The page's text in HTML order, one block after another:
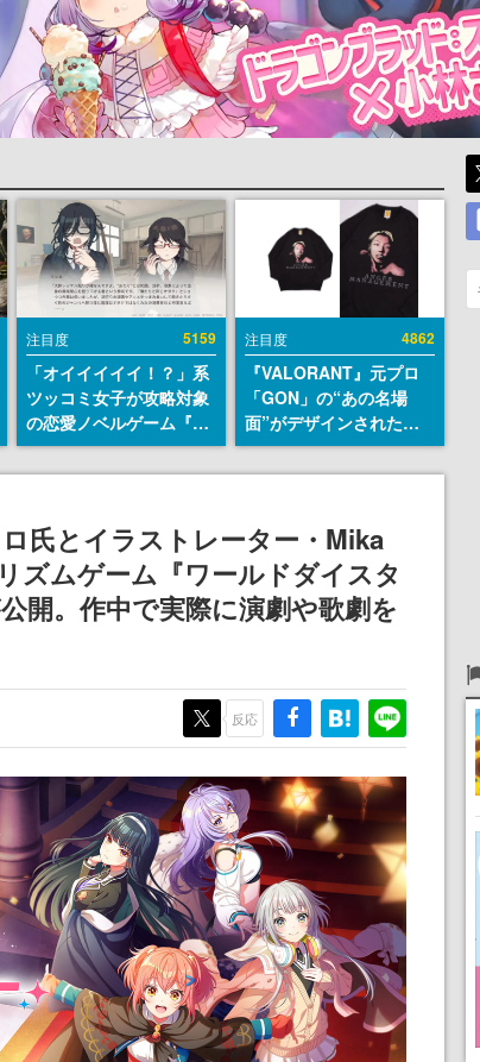
注目度 5159
「オイイイイイ！？」系
ツッコミ女子が攻略対象
の恋愛ノベルゲーム『美
術部カノジョ』Steamス
トアページが公開。「お
ー？＾＾」暗黒微笑の夢
女子や、萌え声不思議ち
ゃん女子と青春を謳歌
注目度 4862
『VALORANT』元プロ
「GON」の“あの名場
面”がデザインされた新
作グッズが本日8月5日よ
り期間限定で発売。Tシ
クキーなどが全品受注生
産で登場、過去に発売し
たグッズの再販も
氏とイラストレーター・Mika
ズムゲーム『ワールドダイスタ
開。作中で実際に演劇や歌劇を
反応